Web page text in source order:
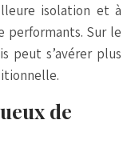
isolation et à
performants. Sur le
peut s’avérer plus
de